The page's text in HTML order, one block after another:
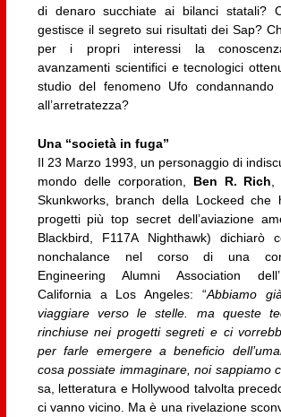
di denaro succhiate ai bilanci statali?
gestisce il segreto sui risultati dei Sap?
per i propri interessi la
avanzamenti scientifici e tecnologici
studio del fenomeno Ufo
all’arretratezza?
Una “società in fuga”
Il 23 Marzo 1993, un personaggio di
mondo delle corporation, Ben R. Rich
Skunkworks, branch della Lockeed che
progetti più top secret dell’aviazione
Blackbird, F117A Nighthawk) dichiarò
nonchalance nel corso di una
Engineering Alumni Association
California a Los Angeles: “Abbiamo
viaggiare verso le stelle. ma queste
rinchiuse nei progetti segreti e ci
per farle emergere a beneficio
cosa possiate immaginare, noi sappiamo
sa, letteratura e Hollywood talvolta
ci vanno vicino. Ma è una rivelazione